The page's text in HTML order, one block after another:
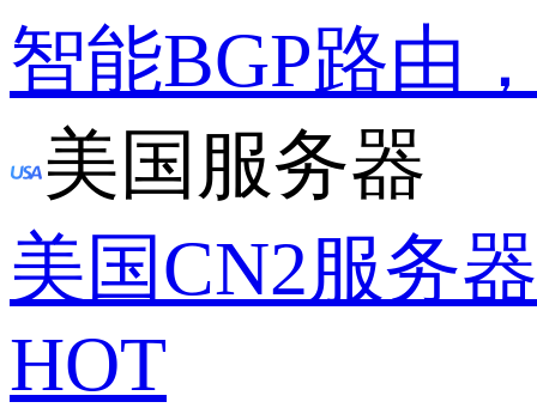
智能BGP路由
美国服务器
美国CN2服务器
HOT